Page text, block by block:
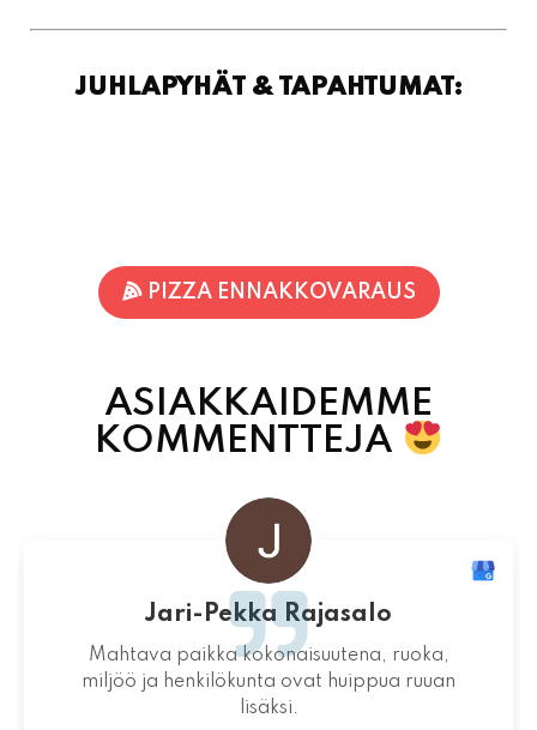
JUHLAPYHÄT & TAPAHTUMAT:
PIZZA ENNAKKOVARAUS
ASIAKKAIDEMME
KOMMENTTEJA
Jari-Pekka Rajasalo
Mahtava paikka kokonaisuutena, ruoka,
miljöö ja henkilökunta ovat huippua ruuan
lisäksi.